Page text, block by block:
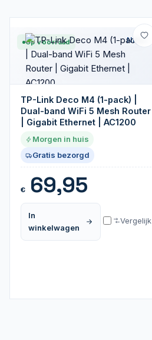
Op voorraad Nieuw
TP-Link Deco M4 (1-pack) |
Dual-band WiFi 5 Mesh Router
| Gigabit Ethernet | AC1200
Morgen in huis
Gratis bezorgd
€69,95
In
winkelwagen
Vergelijk